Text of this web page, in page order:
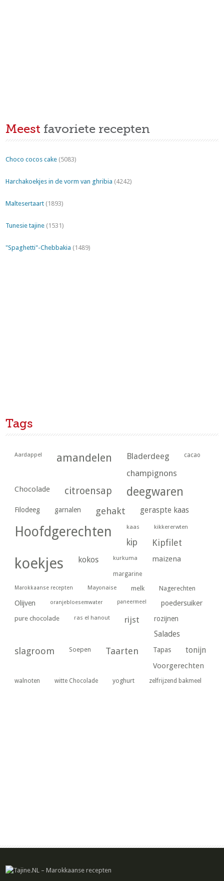
Meest favoriete recepten
Choco cocos cake (5083)
Harchakoekjes in de vorm van ghribia (4242)
Maltesertaart (1893)
Tunesie tajine (1531)
"Spaghetti"-Chebbakia (1489)
Tags
Aardappel amandelen Bladerdeeg cacao
champignons
Chocolade citroensap deegwaren
Filodeeg garnalen gehakt geraspte kaas
Hoofdgerechten kaas kikkererwten
kip Kipfilet
koekjes kokos kurkuma maizena
margarine
Marokkaanse recepten Mayonaise melk Nagerechten
Olijven oranjebloesemwater paneermeel poedersuiker
pure chocolade ras el hanout rijst rozijnen
Salades
slagroom Soepen Taarten Tapas tonijn
Voorgerechten
walnoten witte Chocolade yoghurt zelfrijzend bakmeel